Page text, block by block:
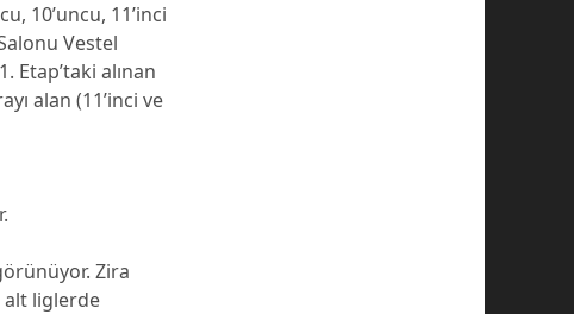
10’uncu, 11’inci
Vestel
Etap’taki alınan
alan (11’inci ve
Zira
alt liglerde